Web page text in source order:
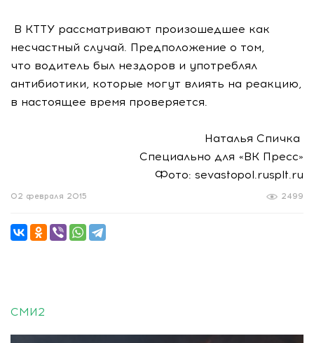
В КТТУ рассматривают произошедшее как
несчастный случай. Предположение о том,
что водитель был нездоров и употреблял
антибиотики, которые могут влиять на реакцию,
в настоящее время проверяется.
Наталья Спичка
Специально для «ВК Пресс»
Фото: sevastopol.rusplt.ru
2499
02 февраля 2015
СМИ2